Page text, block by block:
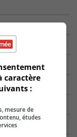
caractère
:
mesure de
études